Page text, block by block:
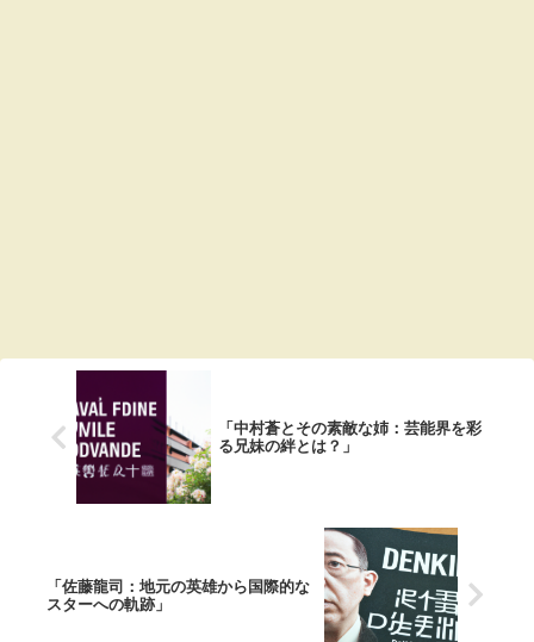
「中村蒼とその素敵な姉：芸能界を彩
る兄妹の絆とは？」
「佐藤龍司：地元の英雄から国際的な
スターへの軌跡」